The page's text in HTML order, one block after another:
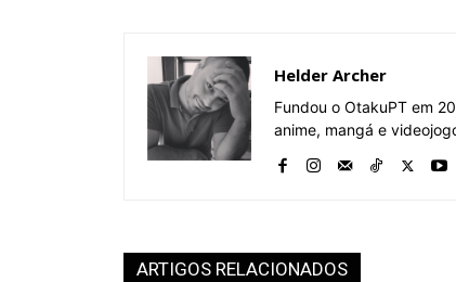
Helder Archer
Fundou o OtakuPT em
anime, mangá e
ARTIGOS RELACIONADOS